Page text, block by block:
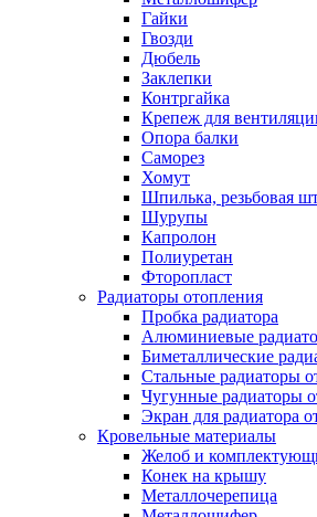
Гайки
Гвозди
Дюбель
Заклепки
Контргайка
Крепеж для
Опора балки
Саморез
Хомут
Шпилька, резьбовая
Шурупы
Капролон
Полиуретан
Фторопласт
Радиаторы отопления
Пробка радиатора
Алюминиевые
Биметаллические
Стальные радиаторы
Чугунные радиаторы
Экран для радиатора
Кровельные материалы
Желоб и
Конек на крышу
Металлочерепица